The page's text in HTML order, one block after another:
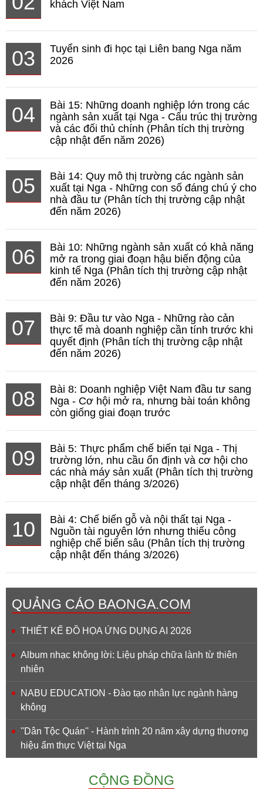
khách Việt Nam
03
Tuyển sinh đi học tại Liên bang Nga năm
2026
04
Bài 15: Những doanh nghiệp lớn trong các
ngành sản xuất tại Nga - Cấu trúc thị trường
và các đối thủ chính (Phân tích thị trường
cập nhật đến năm 2026)
05
Bài 14: Quy mô thị trường các ngành sản
xuất tại Nga - Những con số đáng chú ý cho
nhà đầu tư (Phân tích thị trường cập nhật
đến năm 2026)
06
Bài 10: Những ngành sản xuất có khả năng
mở ra trong giai đoạn hậu biến động của
kinh tế Nga (Phân tích thị trường cập nhật
đến năm 2026)
07
Bài 9: Đầu tư vào Nga - Những rào cản
thực tế mà doanh nghiệp cần tính trước khi
quyết định (Phân tích thị trường cập nhật
đến năm 2026)
08
Bài 8: Doanh nghiệp Việt Nam đầu tư sang
Nga - Cơ hội mở ra, nhưng bài toán không
còn giống giai đoạn trước
09
Bài 5: Thực phẩm chế biến tại Nga - Thị
trường lớn, nhu cầu ổn định và cơ hội cho
các nhà máy sản xuất (Phân tích thị trường
cập nhật đến tháng 3/2026)
10
Bài 4: Chế biến gỗ và nội thất tại Nga -
Nguồn tài nguyên lớn nhưng thiếu công
nghiệp chế biến sâu (Phân tích thị trường
cập nhật đến tháng 3/2026)
QUẢNG CÁO BAONGA.COM
THIẾT KẾ ĐỒ HỌA ỨNG DỤNG AI 2026
Album nhạc không lời: Liệu pháp chữa lành từ thiên
nhiên
NABU EDUCATION - Đào tạo nhân lực ngành hàng
không
''Dân Tộc Quán'' - Hành trình 20 năm xây dựng thương
hiệu ẩm thực Việt tại Nga
CỘNG ĐỒNG